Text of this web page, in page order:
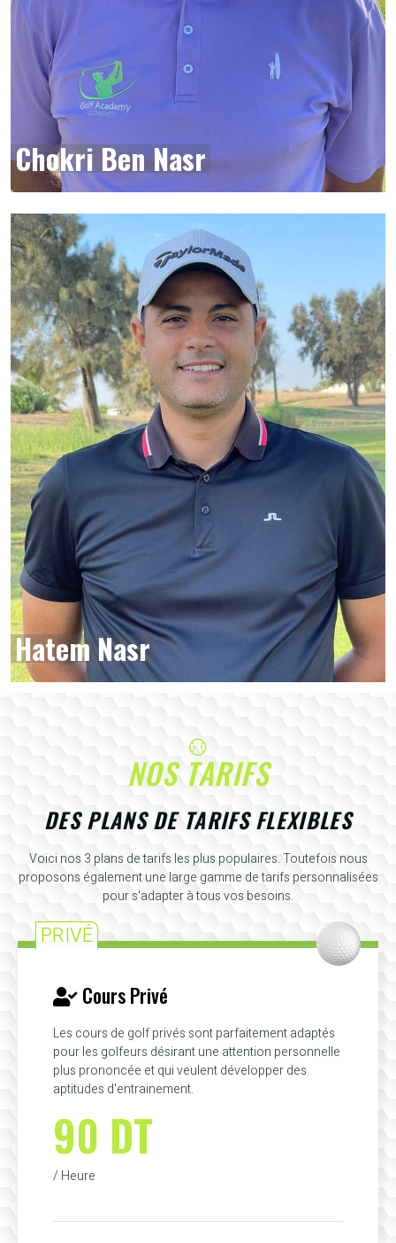
Chokri Ben Nasr
Hatem Nasr
NOS TARIFS
DES PLANS DE TARIFS FLEXIBLES
Voici nos 3 plans de tarifs les plus populaires. Toutefois nous
proposons également une large gamme de tarifs personnalisées
pour s'adapter à tous vos besoins.
PRIVÉ
Cours Privé
Les cours de golf privés sont parfaitement adaptés
pour les golfeurs désirant une attention personnelle
plus prononcée et qui veulent développer des
aptitudes d'entrainement.
90 DT
/ Heure